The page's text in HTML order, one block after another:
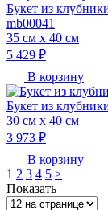
Букет из
mb00041
35 см х 40 см
5 429 ₽
В корзину
Букет из
30 см х 40 см
3 973 ₽
В корзину
1 2 3 4 5 >
Показать